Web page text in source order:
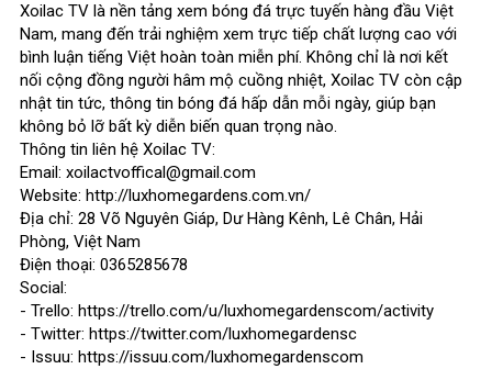
Xoilac TV là nền tảng xem bóng đá trực tuyến hàng đầu Việt
Nam, mang đến trải nghiệm xem trực tiếp chất lượng cao với
bình luận tiếng Việt hoàn toàn miễn phí. Không chỉ là nơi kết
nối cộng đồng người hâm mộ cuồng nhiệt, Xoilac TV còn cập
nhật tin tức, thông tin bóng đá hấp dẫn mỗi ngày, giúp bạn
không bỏ lỡ bất kỳ diễn biến quan trọng nào.
Thông tin liên hệ Xoilac TV:
Email: xoilactvoffical@gmail.com
Website: http://luxhomegardens.com.vn/
Địa chỉ: 28 Võ Nguyên Giáp, Dư Hàng Kênh, Lê Chân, Hải
Phòng, Việt Nam
Điện thoại: 0365285678
Social:
- Trello: https://trello.com/u/luxhomegardenscom/activity
- Twitter: https://twitter.com/luxhomegardensc
- Issuu: https://issuu.com/luxhomegardenscom